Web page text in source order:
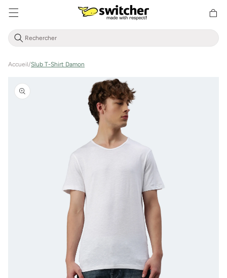
directement
d'achat
Accueil/Slub T-Shirt Damon
l'information
sur le